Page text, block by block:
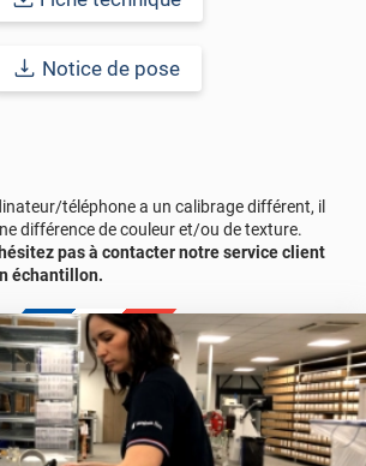
exposition verticale). Plus d'informations
fiche technique du produit.
Notice de pose
téléphone a un calibrage différent, il
différence de couleur et/ou de texture.
pas à contacter notre service client
échantillon.